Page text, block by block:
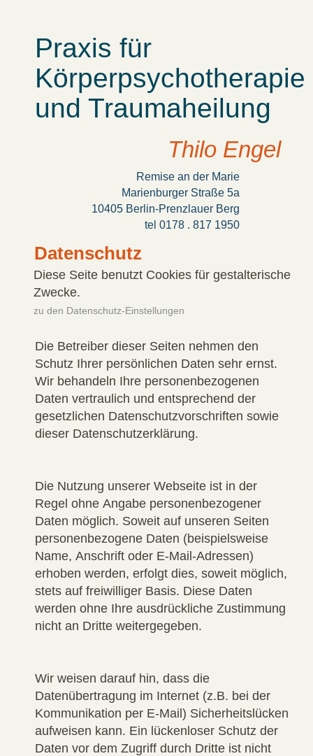
Praxis für
Körperpsychotherapie
und Traumaheilung
Thilo Engel
Remise an der Marie
Marienburger Straße 5a
10405 Berlin-Prenzlauer Berg
tel 0178 . 817 1950
Datenschutz
Diese Seite benutzt Cookies für gestalterische
Zwecke.
zu den Datenschutz-Einstellungen
Die Betreiber dieser Seiten nehmen den
Schutz Ihrer persönlichen Daten sehr ernst.
Wir behandeln Ihre personenbezogenen
Daten vertraulich und entsprechend der
gesetzlichen Datenschutzvorschriften sowie
dieser Datenschutzerklärung.
Die Nutzung unserer Webseite ist in der
Regel ohne Angabe personenbezogener
Daten möglich. Soweit auf unseren Seiten
personenbezogene Daten (beispielsweise
Name, Anschrift oder E-Mail-Adressen)
erhoben werden, erfolgt dies, soweit möglich,
stets auf freiwilliger Basis. Diese Daten
werden ohne Ihre ausdrückliche Zustimmung
nicht an Dritte weitergegeben.
Wir weisen darauf hin, dass die
Datenübertragung im Internet (z.B. bei der
Kommunikation per E-Mail) Sicherheitslücken
aufweisen kann. Ein lückenloser Schutz der
Daten vor dem Zugriff durch Dritte ist nicht